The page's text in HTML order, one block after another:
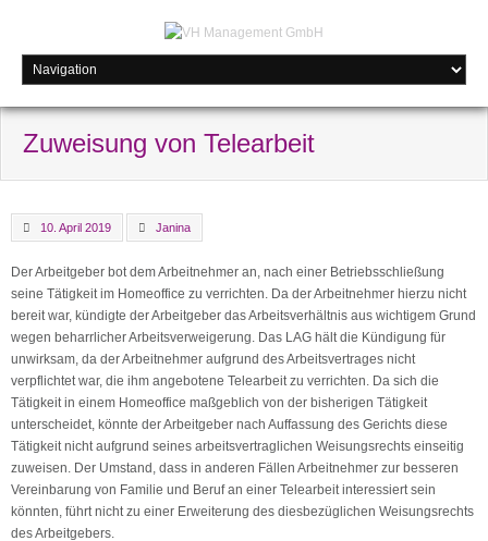
Zuweisung von Telearbeit
10. April 2019 Janina
Der Arbeitgeber bot dem Arbeitnehmer an, nach einer Betriebsschließung
seine Tätigkeit im Homeoffice zu verrichten. Da der Arbeitnehmer hierzu nicht
bereit war, kündigte der Arbeitgeber das Arbeitsverhältnis aus wichtigem Grund
wegen beharrlicher Arbeitsverweigerung. Das LAG hält die Kündigung für
unwirksam, da der Arbeitnehmer aufgrund des Arbeitsvertrages nicht
verpflichtet war, die ihm angebotene Telearbeit zu verrichten. Da sich die
Tätigkeit in einem Homeoffice maßgeblich von der bisherigen Tätigkeit
unterscheidet, könnte der Arbeitgeber nach Auffassung des Gerichts diese
Tätigkeit nicht aufgrund seines arbeitsvertraglichen Weisungsrechts einseitig
zuweisen. Der Umstand, dass in anderen Fällen Arbeitnehmer zur besseren
Vereinbarung von Familie und Beruf an einer Telearbeit interessiert sein
könnten, führt nicht zu einer Erweiterung des diesbezüglichen Weisungsrechts
des Arbeitgebers.